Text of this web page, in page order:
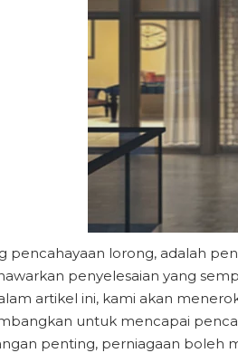
lorong, adalah
penyelesaian yang
artikel ini, kami akan
untuk mencapai
penting, perniagaan boleh